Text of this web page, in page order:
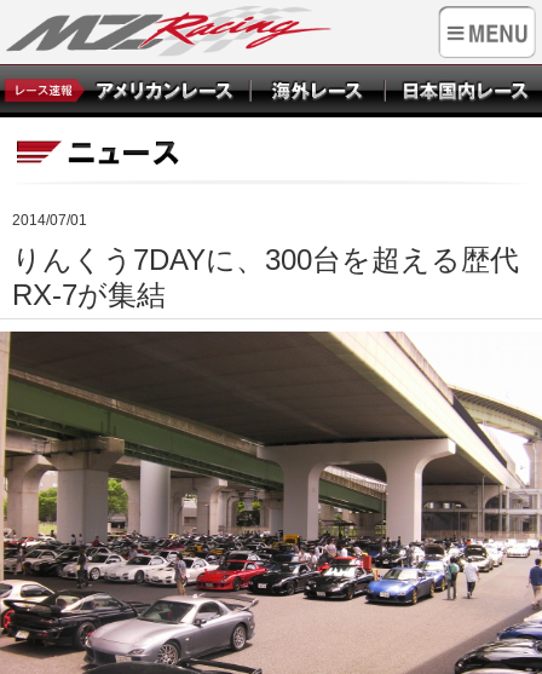
2014/07/01
りんくう7DAYに、300台を超える歴代
RX-7が集結